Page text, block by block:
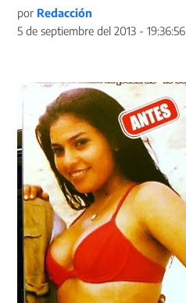
por Redacción
5 de septiembre del 2013 - 19:36:56